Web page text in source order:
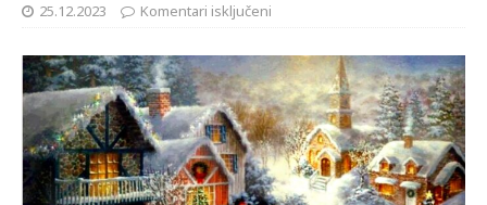
25.12.2023 Komentari isključeni